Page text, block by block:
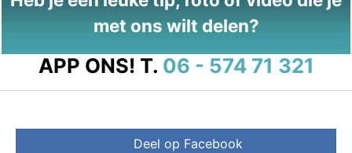
met ons wilt delen?
APP ONS! T. 06 - 574 71 321
Deel op Facebook